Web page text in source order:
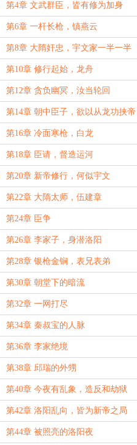
第4章 文武群臣，皆有修为加身
第6章 一杆长枪，镇燕云
第8章 大隋奸忠，宇文家一半一半
第10章 修行起始，龙舟
第12章 贪负幽冥，汝当轮回
第14章 朝中臣子，欲以从龙功挟帝
第16章 冷面寒枪，白龙
第18章 臣请，督造运河
第20章 新帝修行，何似宇文
第22章 大隋太师，伍建章
第24章 臣争
第26章 李家子，身潜洛阳
第28章 银枪金锏，表兄表弟
第30章 朝堂下的暗流
第32章 一网打尽
第34章 秦叔宝的人脉
第36章 李家绝境
第38章 邱瑞的外甥
第40章 今夜有乱象，造反和劫狱
第42章 洛阳乱向，皆为新帝之局
第44章 被照亮的洛阳夜